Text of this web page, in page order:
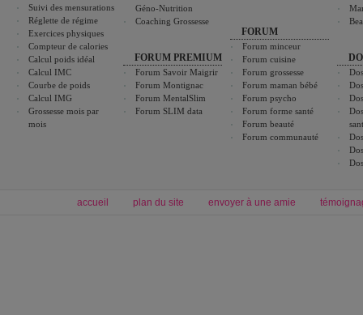
Suivi des mensurations
Réglette de régime
Exercices physiques
Compteur de calories
Calcul poids idéal
Calcul IMC
Courbe de poids
Calcul IMG
Grossesse mois par
mois
Géno-Nutrition
Coaching Grossesse
FORUM PREMIUM
Forum Savoir Maigrir
Forum Montignac
Forum MentalSlim
Forum SLIM data
FORUM
Forum minceur
Forum cuisine
Forum grossesse
Forum maman bébé
Forum psycho
Forum forme santé
Forum beauté
Forum communauté
accueil plan du site envoyer à une amie